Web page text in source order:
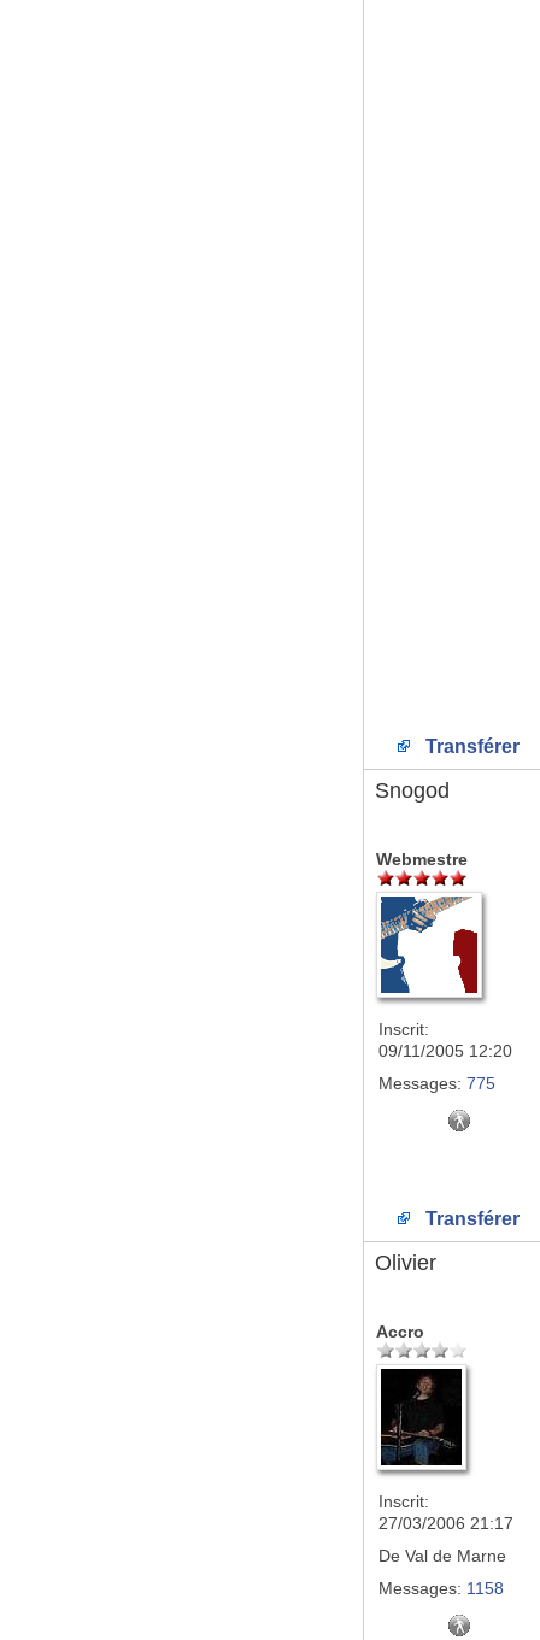
Transférer
Snogod
Webmestre
Inscrit:
09/11/2005 12:20
Messages: 775
Transférer
Olivier
Accro
Inscrit:
27/03/2006 21:17
De Val de Marne
Messages: 1158